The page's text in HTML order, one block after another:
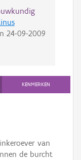
24-09-2009
KENMERKEN
van
de burcht